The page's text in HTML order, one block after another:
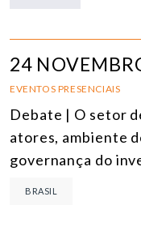
24
EVENTOS PRESENCIAIS
Debate | O setor
atores, ambiente
governança do
BRASIL